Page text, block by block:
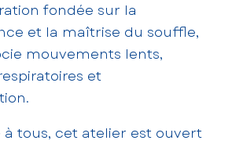
fondée sur la
et la maîtrise du souffle,
mouvements lents,
et
à tous, cet atelier est ouvert